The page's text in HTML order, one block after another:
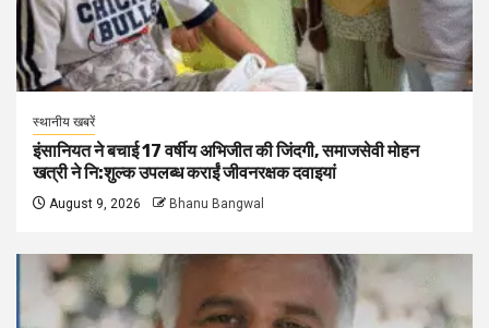
स्थानीय खबरें
इंसानियत ने बचाई 17 वर्षीय अभिजीत की जिंदगी, समाजसेवी मोहन
खत्री ने नि:शुल्क उपलब्ध कराईं जीवनरक्षक दवाइयां
August 9, 2026 Bhanu Bangwal